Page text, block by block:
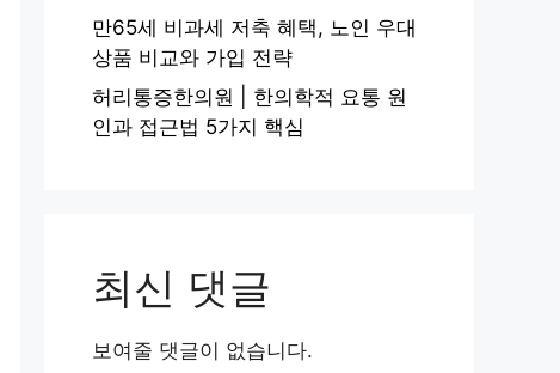
만65세 비과세 저축 혜택, 노인 우대
상품 비교와 가입 전략
허리통증한의원 | 한의학적 요통 원
인과 접근법 5가지 핵심
최신 댓글
보여줄 댓글이 없습니다.